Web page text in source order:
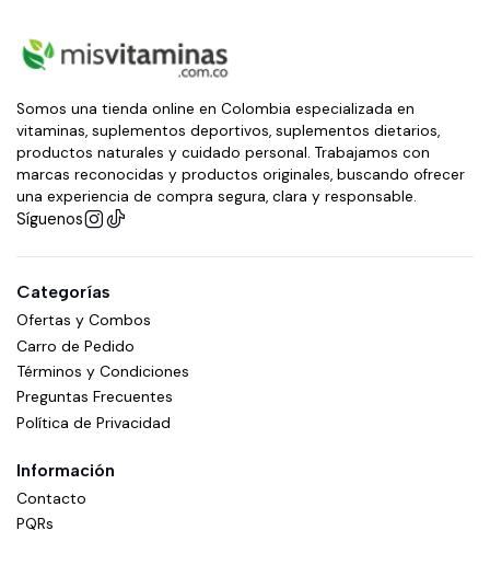
Somos una tienda online en Colombia especializada en
vitaminas, suplementos deportivos, suplementos dietarios,
productos naturales y cuidado personal. Trabajamos con
marcas reconocidas y productos originales, buscando ofrecer
una experiencia de compra segura, clara y responsable.
Síguenos
Categorías
Ofertas y Combos
Carro de Pedido
Términos y Condiciones
Preguntas Frecuentes
Política de Privacidad
Información
Contacto
PQRs